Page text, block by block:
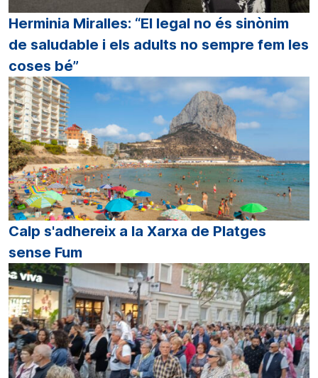
Herminia Miralles: “El legal no és sinònim
de saludable i els adults no sempre fem les
coses bé”
Calp s'adhereix a la Xarxa de Platges
sense Fum